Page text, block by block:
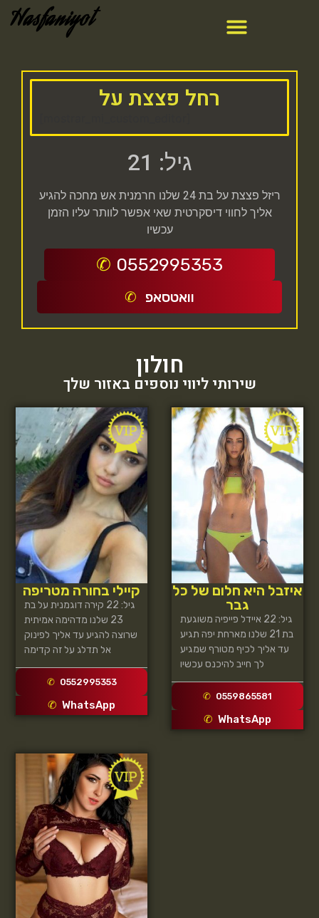
Hasfaniyot
רחל פצצת על
גיל: 21
ריזל פצצת על בת 24 שלנו חרמנית אש מחכה להגיע
אליך לחווי דיסקרטית שאי אפשר לוותר עליו הזמן
עכשיו
0552995353
וואטסאפ
חולון
שירותי ליווי נוספים באזור שלך
קיילי בחורה מטריפה
גיל: 22 קירה דוגמנית על בת
23 שלנו מדהימה אמיתית
שרוצה להגיע עד אליך לפינוק
אל תדלג על זה קדימה
0552995353
WhatsApp
איזבל היא חלום של כל
גבר
גיל: 22 איידל פייפיה משוגעת
בת 21 שלנו מארחת יפה תגיע
עד אליך לכיף מטורף שמגיע
לך חייב להיכנס עכשיו
0559865581
WhatsApp